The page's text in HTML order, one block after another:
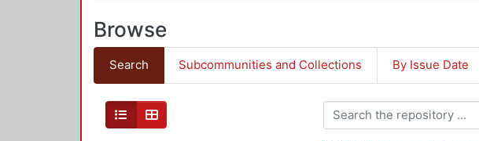
Browse
Search Subcommunities and Collections By Issue Date